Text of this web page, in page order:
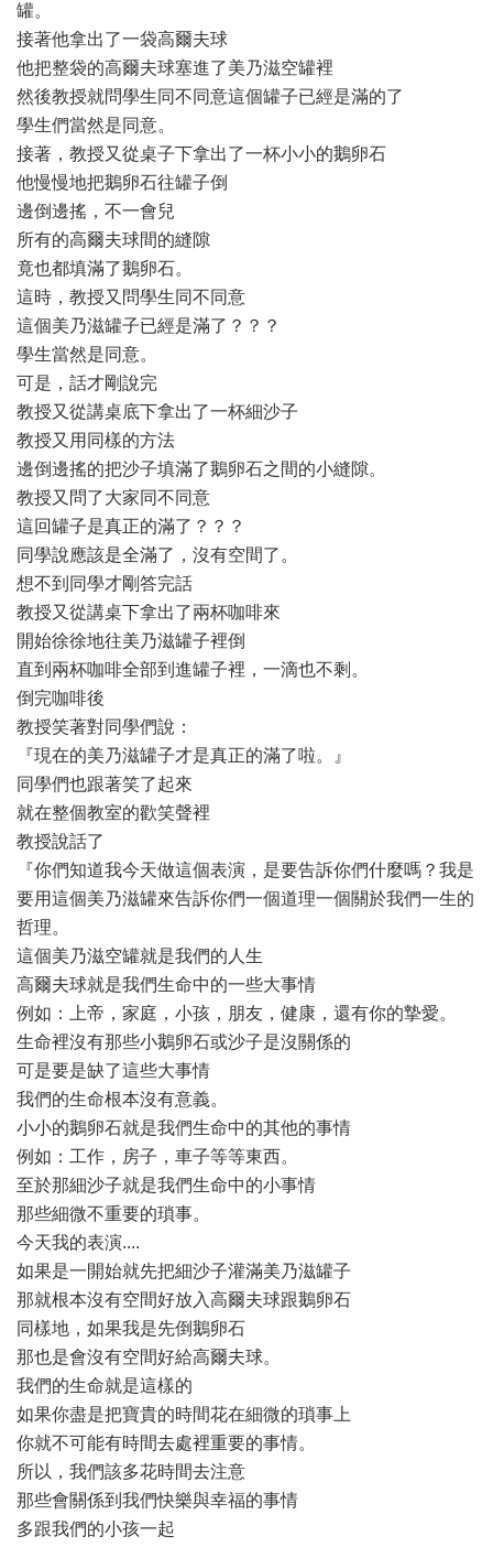
罐。
接著他拿出了一袋高爾夫球
他把整袋的高爾夫球塞進了美乃滋空罐裡
然後教授就問學生同不同意這個罐子已經是滿的了
學生們當然是同意。
接著，教授又從桌子下拿出了一杯小小的鵝卵石
他慢慢地把鵝卵石往罐子倒
邊倒邊搖，不一會兒
所有的高爾夫球間的縫隙
竟也都填滿了鵝卵石。
這時，教授又問學生同不同意
這個美乃滋罐子已經是滿了？？？
學生當然是同意。
可是，話才剛說完
教授又從講桌底下拿出了一杯細沙子
教授又用同樣的方法
邊倒邊搖的把沙子填滿了鵝卵石之間的小縫隙。
教授又問了大家同不同意
這回罐子是真正的滿了？？？
同學說應該是全滿了，沒有空間了。
想不到同學才剛答完話
教授又從講桌下拿出了兩杯咖啡來
開始徐徐地往美乃滋罐子裡倒
直到兩杯咖啡全部到進罐子裡，一滴也不剩。
倒完咖啡後
教授笑著對同學們說：
『現在的美乃滋罐子才是真正的滿了啦。』
同學們也跟著笑了起來
就在整個教室的歡笑聲裡
教授說話了
『你們知道我今天做這個表演，是要告訴你們什麼嗎？我是
要用這個美乃滋罐來告訴你們一個道理一個關於我們一生的
哲理。
這個美乃滋空罐就是我們的人生
高爾夫球就是我們生命中的一些大事情
例如：上帝，家庭，小孩，朋友，健康，還有你的摯愛。
生命裡沒有那些小鵝卵石或沙子是沒關係的
可是要是缺了這些大事情
我們的生命根本沒有意義。
小小的鵝卵石就是我們生命中的其他的事情
例如：工作，房子，車子等等東西。
至於那細沙子就是我們生命中的小事情
那些細微不重要的瑣事。
今天我的表演....
如果是一開始就先把細沙子灌滿美乃滋罐子
那就根本沒有空間好放入高爾夫球跟鵝卵石
同樣地，如果我是先倒鵝卵石
那也是會沒有空間好給高爾夫球。
我們的生命就是這樣的
如果你盡是把寶貴的時間花在細微的瑣事上
你就不可能有時間去處裡重要的事情。
所以，我們該多花時間去注意
那些會關係到我們快樂與幸福的事情
多跟我們的小孩一起